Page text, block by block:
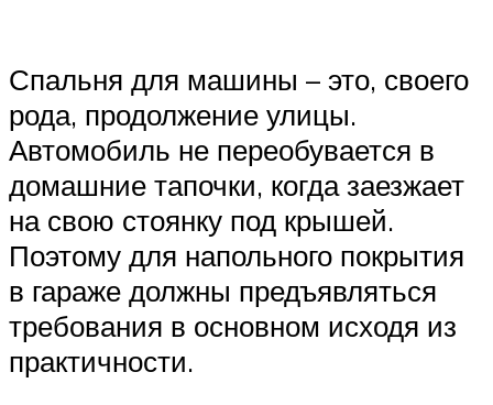
Спальня для машины – это, своего
рода, продолжение улицы.
Автомобиль не переобувается в
домашние тапочки, когда заезжает
на свою стоянку под крышей.
Поэтому для напольного покрытия
в гараже должны предъявляться
требования в основном исходя из
практичности.